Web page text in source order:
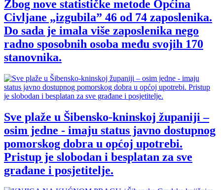
Zbog nove statističke metode Općina
Civljane „izgubila” 46 od 74 zaposlenika.
Do sada je imala više zaposlenika nego
radno sposobnih osoba među svojih 170
stanovnika.
Sve plaže u Šibensko-kninskoj županiji –
osim jedne - imaju status javno dostupnog
pomorskog dobra u općoj upotrebi.
Pristup je slobodan i besplatan za sve
građane i posjetitelje.